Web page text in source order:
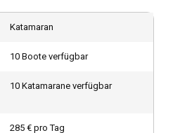
Reiseziele und Routen
Segelbegeisterte eine Fülle von
ideal zur Vogelbeobachtung
ruhigen Strände sowie die
Segeltour zur Nachbarinsel
Katamaran
10 Boote verfügbar
10 Katamarane verfügbar
285 € pro Tag